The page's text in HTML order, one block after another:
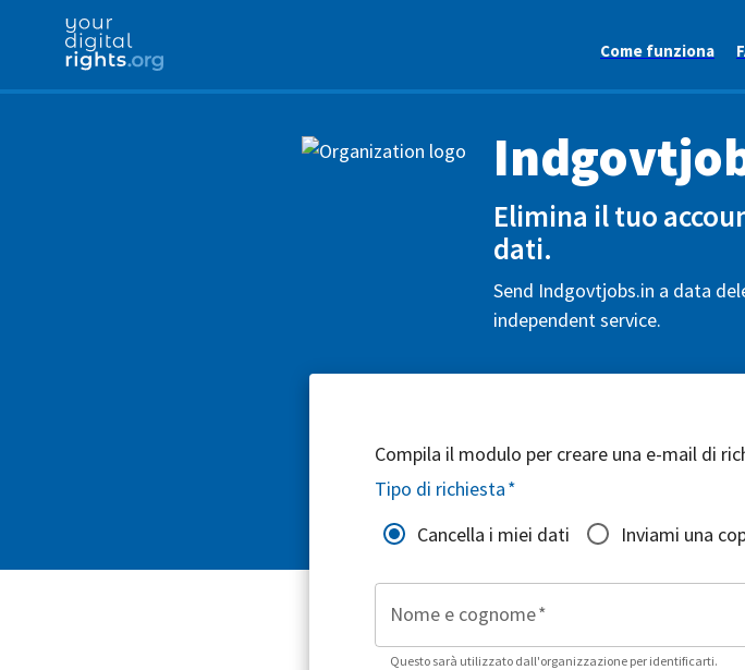
Come funziona
Elimina il tuo
dati.
Send Indgovtjobs.in a data
independent service.
Compila il modulo per creare una e-mail di
Tipo di richiesta*
Cancella i miei dati
Inviami una
Nome e cognome*
Questo sarà utilizzato dall'organizzazione per identificarti.